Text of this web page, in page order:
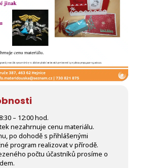
– 12:00 hod.
nezahrnuje cenu materiálu.
po dohodě s přihlášenými
program realizovat v přírodě.
počtu účastníků prosíme o